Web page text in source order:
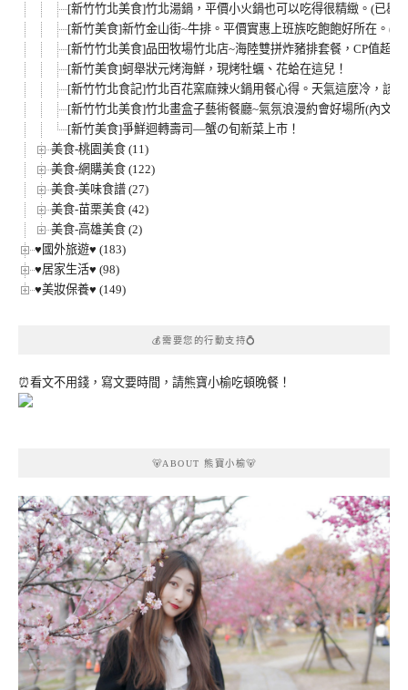
[新竹竹北美食]竹北湯鍋，平價小火鍋也可以吃得很精緻。(已歇
[新竹美食]新竹金山街~牛排。平價實惠上班族吃飽飽好所在。(已
[新竹竹北美食]品田牧場竹北店~海陸雙拼炸豬排套餐，CP值超高
[新竹美食]蚵舉狀元烤海鮮，現烤牡蠣、花蛤在這兒！
[新竹竹北食記]竹北百花窯麻辣火鍋用餐心得。天氣這麼冷，該
[新竹竹北美食]竹北畫盒子藝術餐廳~氣氛浪漫約會好場所(內文附
[新竹美食]爭鮮迴轉壽司—蟹の旬新菜上市！
美食-桃園美食 (11)
美食-網購美食 (122)
美食-美味食譜 (27)
美食-苗栗美食 (42)
美食-高雄美食 (2)
♥國外旅遊♥ (183)
♥居家生活♥ (98)
♥美妝保養♥ (149)
💰需要您的行動支持💍
⏰看文不用錢，寫文要時間，請熊寶小榆吃頓晚餐！
🐻ABOUT 熊寶小榆🐻